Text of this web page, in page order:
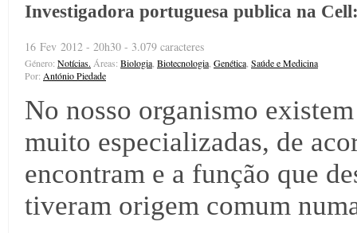
Investigadora portuguesa publica na
16 Fev 2012 - 20h30 - 3.079 caracteres
Género: Notícias. Áreas: Biologia Biotecnologia Genética Saúde e Medicina
Por: António Piedade
No nosso organismo
muito especializadas, de
encontram e a função que
tiveram origem comum